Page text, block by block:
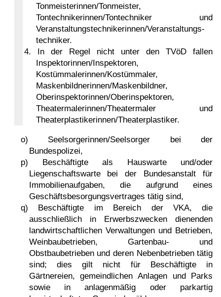
Tonmeisterinnen/Tonmeister,
Tontechnikerinnen/Tontechniker und
Veranstaltungs­technikerinnen/Veranstaltungs­
techniker.
4. In der Regel nicht unter den TVöD fallen
Inspektorinnen/Inspektoren,
Kostümmalerinnen/Kostümmaler,
Maskenbildnerinnen/Maskenbildner,
Oberinspektorinnen/Oberinspektoren,
Theatermalerinnen/Theatermaler und
Theaterplastikerinnen/Theaterplastiker.
o) Seelsorgerinnen/Seelsorger bei der
Bundespolizei,
p) Beschäftigte als Hauswarte und/oder
Liegenschaftswarte bei der Bundesanstalt für
Immobilienaufgaben, die aufgrund eines
Geschäfts­besorgungsvertrages tätig sind,
q) Beschäftigte im Bereich der VKA, die
ausschließlich in Erwerbszwecken dienenden
landwirtschaftlichen Verwaltungen und Betrieben,
Weinbaubetrieben, Gartenbau- und
Obstbaubetrieben und deren Nebenbetrieben tätig
sind; dies gilt nicht für Beschäftigte in
Gärtnereien, gemeindlichen Anlagen und Parks
sowie in anlagenmäßig oder parkartig